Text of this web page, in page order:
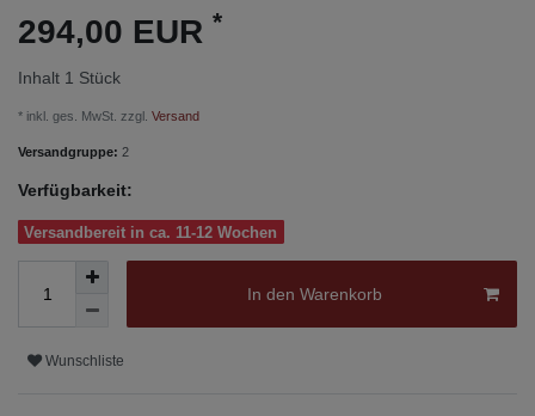
294,00 EUR *
Inhalt 1 Stück
* inkl. ges. MwSt. zzgl. Versand
Versandgruppe: 2
Verfügbarkeit:
Versandbereit in ca. 11-12 Wochen
In den Warenkorb
Wunschliste